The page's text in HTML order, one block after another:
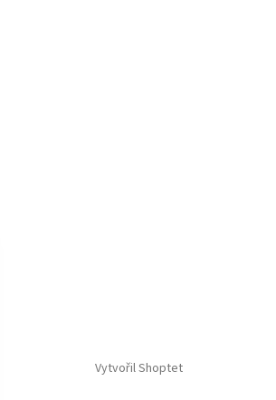
Vytvořil Shoptet